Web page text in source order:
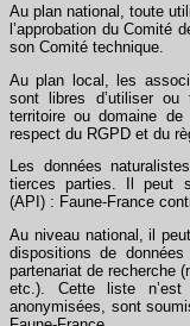
Au plan national, toute
l’approbation du Comité
son Comité technique.
Au plan local, les
sont libres d’utiliser
territoire ou domaine
respect du RGPD et du
Les données
tierces parties. Il peut
(API) : Faune-France
Au niveau national, il
dispositions de
partenariat de recherche
etc.). Cette liste
anonymisées, sont